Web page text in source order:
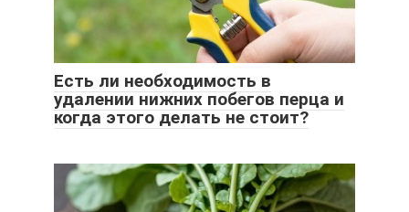
Есть ли необходимость в
удалении нижних побегов перца и
когда этого делать не стоит?